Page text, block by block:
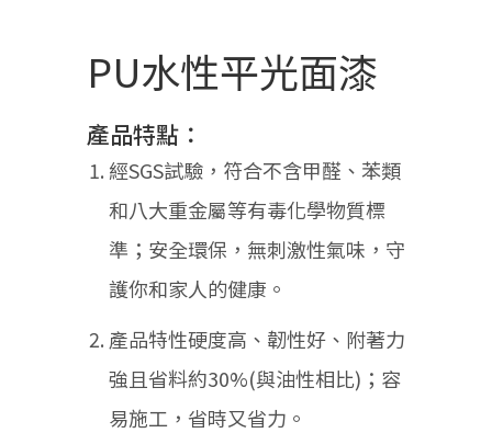
PU水性平光面漆
產品特點：
經SGS試驗，符合不含甲醛、苯類
和八大重金屬等有毒化學物質標
準；安全環保，無刺激性氣味，守
護你和家人的健康。
產品特性硬度高、韌性好、附著力
強且省料約30%(與油性相比)；容
易施工，省時又省力。